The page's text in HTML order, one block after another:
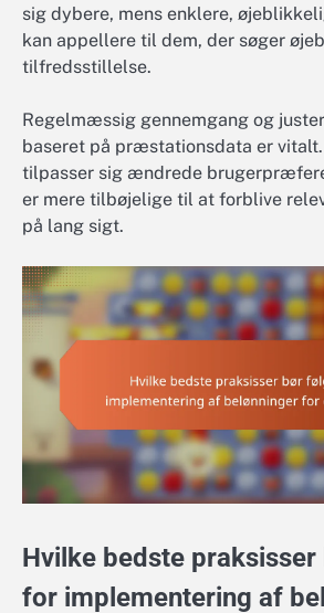
sig dybere, mens enklere,
kan appellere til dem, der søger
tilfredsstillelse.
Regelmæssig gennemgang og
baseret på præstationsdata er
tilpasser sig ændrede
er mere tilbøjelige til at forblive
på lang sigt.
Hvilke bedste
for implementering af